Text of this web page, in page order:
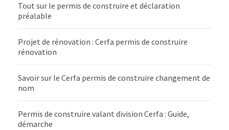
Tout sur le permis de construire et déclaration
préalable
Projet de rénovation : Cerfa permis de construire
rénovation
Savoir sur le Cerfa permis de construire changement de
nom
Permis de construire valant division Cerfa : Guide,
démarche